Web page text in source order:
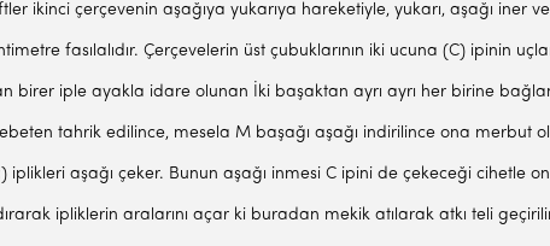
ikinci çerçevenin aşağıya yukarıya hareketiyle, yukarı, aşağı iner
fasılalıdır. Çerçevelerin üst çubuklarının iki ucuna (C) ipinin
birer iple ayakla idare olunan İki başaktan ayrı ayrı her birine
tahrik edilince, mesela M başağı aşağı indirilince ona merbut
aşağı çeker. Bunun aşağı inmesi C ipini de çekeceği cihetle
ipliklerin aralarını açar ki buradan mekik atılarak atkı teli